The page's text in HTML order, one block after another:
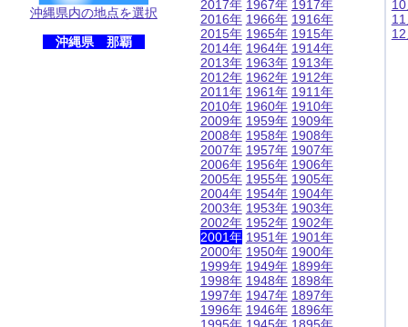
沖縄県内の地点を選択
沖縄県 那覇
2017年
2016年
2015年
2014年
2013年
2012年
2011年
2010年
2009年
2008年
2007年
2006年
2005年
2004年
2003年
2002年
2001年
2000年
1999年
1998年
1997年
1996年
1967年
1966年
1965年
1964年
1963年
1962年
1961年
1960年
1959年
1958年
1957年
1956年
1955年
1954年
1953年
1952年
1951年
1950年
1949年
1948年
1947年
1946年
1917年
1916年
1915年
1914年
1913年
1912年
1911年
1910年
1909年
1908年
1907年
1906年
1905年
1904年
1903年
1902年
1901年
1900年
1899年
1898年
1897年
1896年